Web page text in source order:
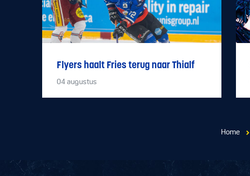
Flyers haalt Fries terug naar Thialf
04 augustus
Home